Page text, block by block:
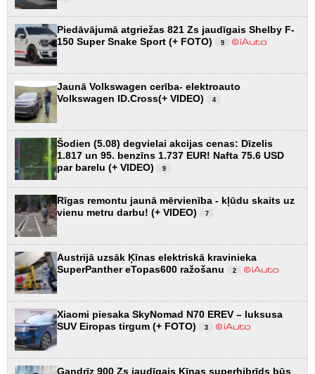
Piedāvājumā atgriežas 821 Zs jaudīgais Shelby F-
150 Super Snake Sport (+ FOTO)
9
Jaunā Volkswagen cerība- elektroauto
Volkswagen ID.Cross(+ VIDEO)
4
Šodien (5.08) degvielai akcijas cenas: Dīzelis
1.817 un 95. benzīns 1.737 EUR! Nafta 75.6 USD
par barelu (+ VIDEO)
9
Rīgas remontu jaunā mērvienība - kļūdu skaits uz
vienu metru darbu! (+ VIDEO)
7
Austrijā uzsāk Ķīnas elektriskā kravinieka
SuperPanther eTopas600 ražošanu
2
Xiaomi piesaka SkyNomad N70 EREV – luksusa
SUV Eiropas tirgum (+ FOTO)
3
Gandrīz 900 Zs jaudīgais Ķīnas superhibrīds būs